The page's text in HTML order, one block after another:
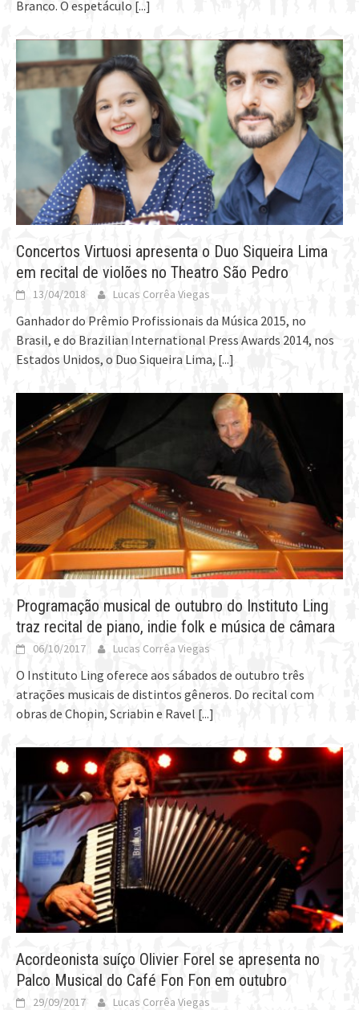
Branco. O espetáculo [...]
Concertos Virtuosi apresenta o Duo Siqueira Lima
em recital de violões no Theatro São Pedro
13/04/2018 Lucas Corrêa Viegas
Ganhador do Prêmio Profissionais da Música 2015, no
Brasil, e do Brazilian International Press Awards 2014, nos
Estados Unidos, o Duo Siqueira Lima, [...]
Programação musical de outubro do Instituto Ling
traz recital de piano, indie folk e música de câmara
06/10/2017 Lucas Corrêa Viegas
O Instituto Ling oferece aos sábados de outubro três
atrações musicais de distintos gêneros. Do recital com
obras de Chopin, Scriabin e Ravel [...]
Acordeonista suíço Olivier Forel se apresenta no
Palco Musical do Café Fon Fon em outubro
29/09/2017 Lucas Corrêa Viegas